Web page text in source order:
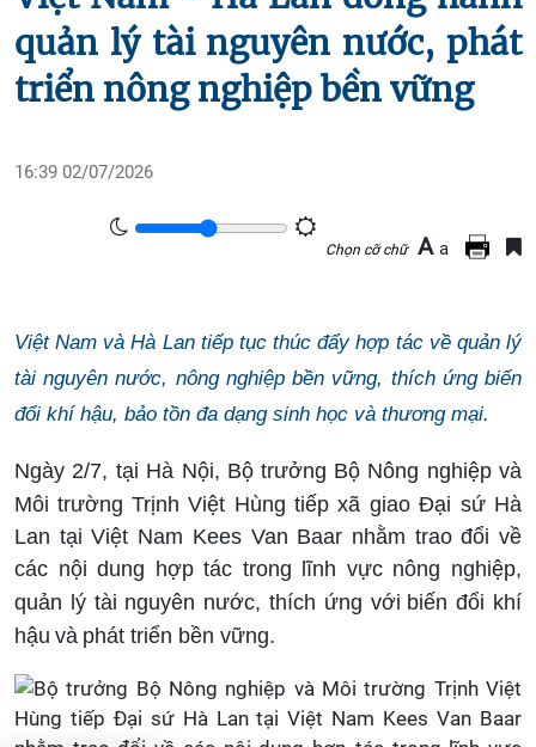
quản lý tài nguyên nước, phát
triển nông nghiệp bền vững
16:39 02/07/2026
Chọn cỡ chữ A a
Việt Nam và Hà Lan tiếp tục thúc đẩy hợp tác về quản lý
tài nguyên nước, nông nghiệp bền vững, thích ứng biến
đổi khí hậu, bảo tồn đa dạng sinh học và thương mại.
Ngày 2/7, tại Hà Nội, Bộ trưởng Bộ Nông nghiệp và
Môi trường Trịnh Việt Hùng tiếp xã giao Đại sứ Hà
Lan tại Việt Nam Kees Van Baar nhằm trao đổi về
các nội dung hợp tác trong lĩnh vực nông nghiệp,
quản lý tài nguyên nước, thích ứng với biến đổi khí
hậu và phát triển bền vững.